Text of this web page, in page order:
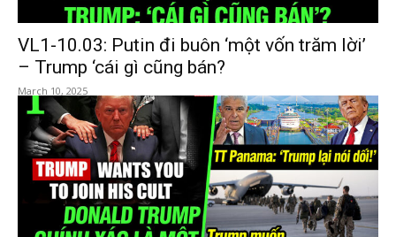
VL1-10.03: Putin đi buôn ‘một vốn trăm lời’
– Trump ‘cái gì cũng bán?
March 10, 2025